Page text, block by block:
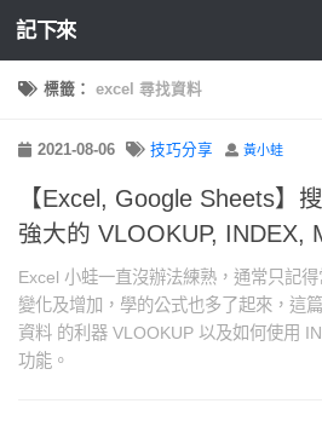
記下來
標籤： excel 尋找資料
2021-08-06 技巧分享 黃小蛙
【Excel, Google Sheets】
強大的 VLOOKUP, INDEX,
Excel 小蛙一直沒辦法練熟，通常只記
變化及增加，學的公式也多了起來，這
資料 的利器 VLOOKUP 以及如何使用
功能。